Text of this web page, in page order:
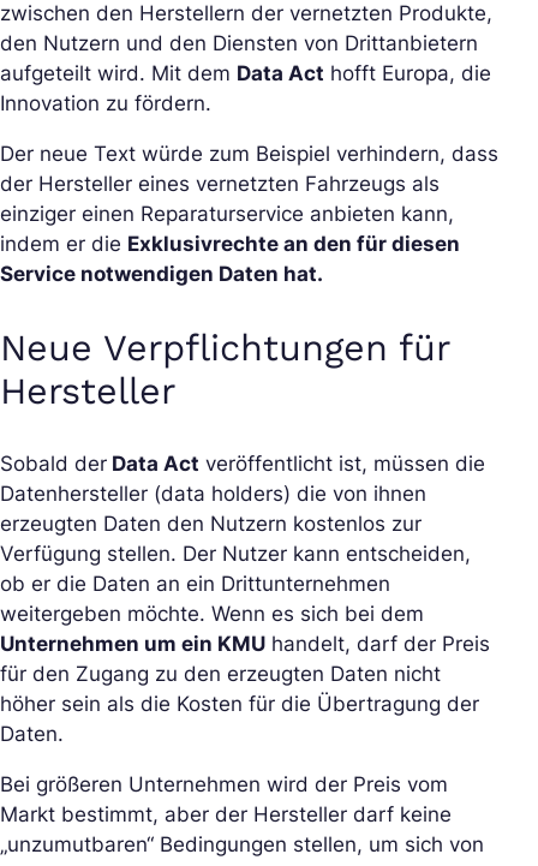
zwischen den Herstellern der vernetzten Produkte,
den Nutzern und den Diensten von Drittanbietern
aufgeteilt wird. Mit dem Data Act hofft Europa, die
Innovation zu fördern.
Der neue Text würde zum Beispiel verhindern, dass
der Hersteller eines vernetzten Fahrzeugs als
einziger einen Reparaturservice anbieten kann,
indem er die Exklusivrechte an den für diesen
Service notwendigen Daten hat.
Neue Verpflichtungen für
Hersteller
Sobald der Data Act veröffentlicht ist, müssen die
Datenhersteller (data holders) die von ihnen
erzeugten Daten den Nutzern kostenlos zur
Verfügung stellen. Der Nutzer kann entscheiden,
ob er die Daten an ein Drittunternehmen
weitergeben möchte. Wenn es sich bei dem
Unternehmen um ein KMU handelt, darf der Preis
für den Zugang zu den erzeugten Daten nicht
höher sein als die Kosten für die Übertragung der
Daten.
Bei größeren Unternehmen wird der Preis vom
Markt bestimmt, aber der Hersteller darf keine
„unzumutbaren“ Bedingungen stellen, um sich von